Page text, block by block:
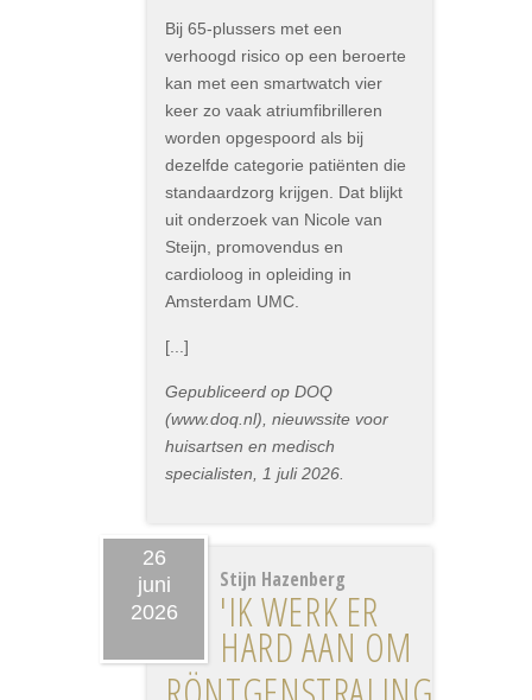
Bij 65-plussers met een
verhoogd risico op een beroerte
kan met een smartwatch vier
keer zo vaak atriumfibrilleren
worden opgespoord als bij
dezelfde categorie patiënten die
standaardzorg krijgen. Dat blijkt
uit onderzoek van Nicole van
Steijn, promovendus en
cardioloog in opleiding in
Amsterdam UMC.
[...]
Gepubliceerd op DOQ
(www.doq.nl), nieuwssite voor
huisartsen en medisch
specialisten, 1 juli 2026.
26
juni
2026
Stijn Hazenberg
'IK WERK ER
HARD AAN OM